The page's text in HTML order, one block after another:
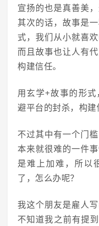
宣扬的也是真善美
其次的话，故事是
式，我们从小就喜
而且故事也让人有
构建信任。
用玄学+故事的形
避平台的封杀，构建
不过其中有一个门
本来就很难的一件
是难上加难，所以
了，怎么办呢？
我这个朋友是雇人
不知道我之前有提